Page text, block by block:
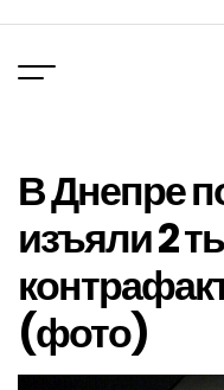
вмісту
В Днепре
изъяли 2
(фото)